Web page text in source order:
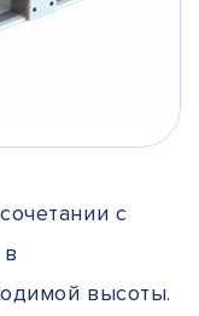
с
высоты.